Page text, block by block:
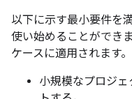
以下に示す最小要件を
使い始めることができ
ケースに適用されます。
小規模なプロジ